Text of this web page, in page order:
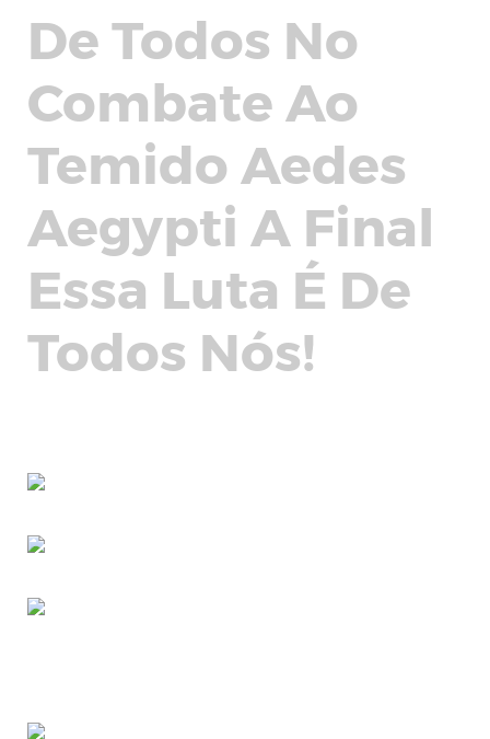
De Todos No
Combate Ao
Temido Aedes
Aegypti A Final
Essa Luta É De
Todos Nós!